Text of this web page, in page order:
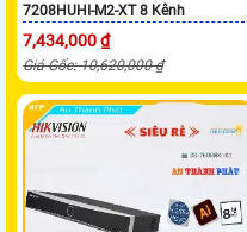
7208HUHI-M2-XT 8 Kênh
7,434,000 ₫
Giá Gốc: 10,620,000 ₫